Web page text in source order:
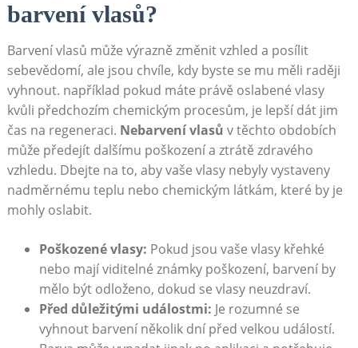
barvení vlasů?
Barvení vlasů může výrazně změnit vzhled ⁢a posílit
sebevědomí, ale ‌jsou chvíle,‌ kdy byste se mu měli raději
vyhnout. například​ pokud máte právě⁣ oslabené vlasy
kvůli předchozím chemickým ⁤procesům, je lepší ⁢dát jim
čas na regeneraci. Nebarvení vlasů v těchto obdobích
může předejít ⁣dalšímu⁣ poškození‍ a ztrátě⁣ zdravého
vzhledu. Dbejte na to, aby vaše vlasy nebyly⁢ vystaveny
nadměrnému teplu nebo chemickým látkám,‌ které by je
mohly oslabit.
Poškozené vlasy: Pokud jsou vaše vlasy křehké
nebo mají viditelné známky poškození, barvení by
mělo být odloženo, dokud se vlasy neuzdraví.
Před důležitými‍ událostmi: ​Je rozumné⁣ se
vyhnout barvení ‍několik dní před velkou událostí.